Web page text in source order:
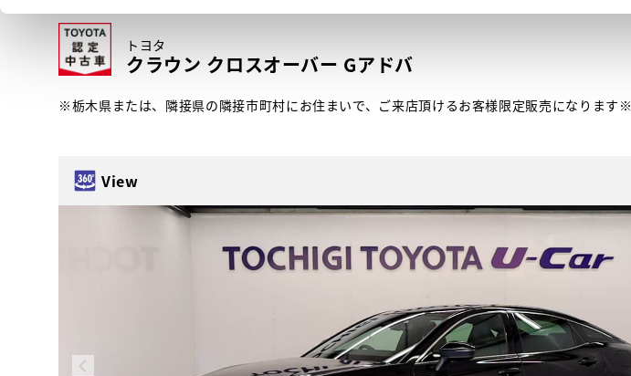
択
トヨタ
クラウン クロスオーバー Gアドバ
※栃木県または、隣接県の隣接市町村にお住まいで、ご来店頂けるお客様限定販売になります※
View